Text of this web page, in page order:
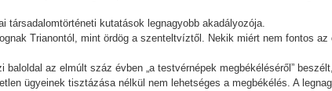
társadalomtörténeti kutatások legnagyobb akadályozója.
Trianontól, mint ördög a szenteltvíztől. Nekik miért nem fontos az
baloldal az elmúlt száz évben „a testvérnépek megbékéléséről”
ügyeinek tisztázása nélkül nem lehetséges a megbékélés. A